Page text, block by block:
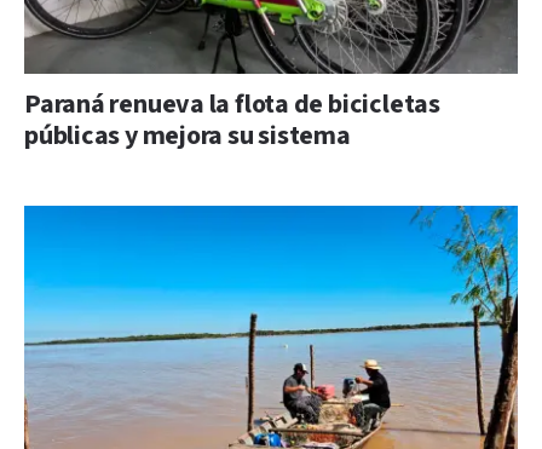
Paraná renueva la flota de bicicletas
públicas y mejora su sistema